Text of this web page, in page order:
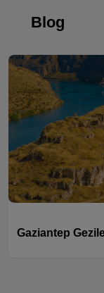
Blog
Gaziantep